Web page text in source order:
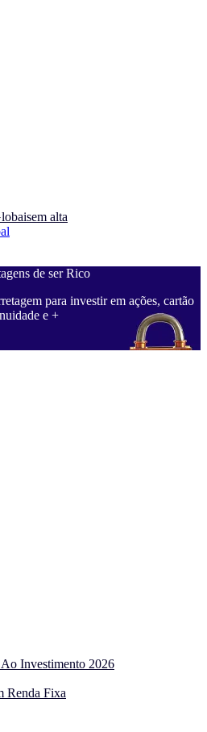
em alta
de ser Rico
para investir em ações, cartão
e +
Investimento 2026
Renda Fixa